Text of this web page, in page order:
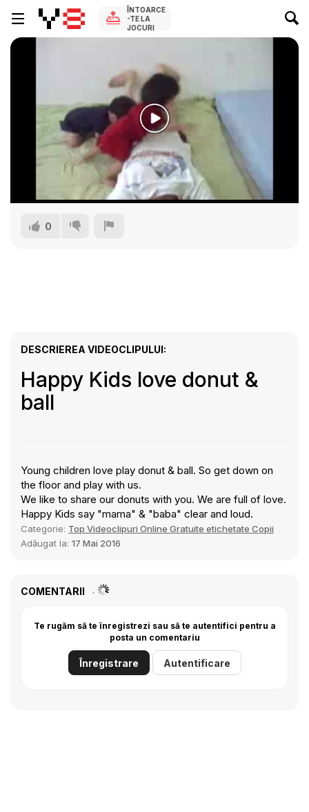
ÎNTOARCE
-TE LA
JOCURI
0
DESCRIEREA VIDEOCLIPULUI:
Happy Kids love donut &
ball
Young children love play donut & ball. So get down on
the floor and play with us.
We like to share our donuts with you. We are full of love.
Happy Kids say "mama" & "baba" clear and loud.
Categorie: Top Videoclipuri Online Gratuite etichetate Copii
Adăugat la: 17 Mai 2016
COMENTARII
Te rugăm să te înregistrezi sau să te autentifici pentru a
posta un comentariu
Înregistrare Autentificare